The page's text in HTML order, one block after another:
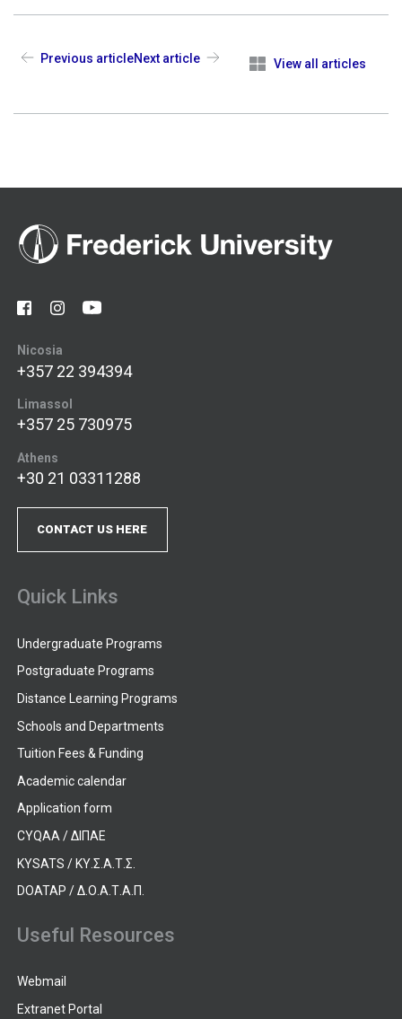
Previous article View all articles
Next article
Nicosia
+357 22 394394
Limassol
+357 25 730975
Athens
+30 21 03311288
CONTACT US HERE
Quick Links
Undergraduate Programs
Postgraduate Programs
Distance Learning Programs
Schools and Departments
Tuition Fees & Funding
Academic calendar
Application form
CYQAA / ΔΙΠΑΕ
KYSATS / ΚΥ.Σ.Α.Τ.Σ.
DOATAP / Δ.Ο.Α.Τ.Α.Π.
Useful Resources
Webmail
Extranet Portal